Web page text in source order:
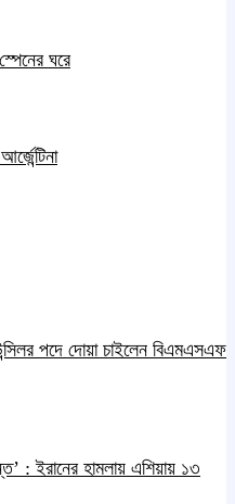
ঘরে
পদে দোয়া চাইলেন বিএমএসএফ
: ইরানের হামলায় এশিয়ায় ১৩